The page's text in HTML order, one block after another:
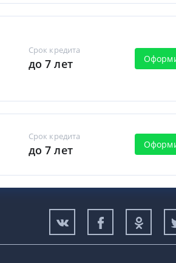
Срок кредита
до 7 лет
Срок кредита
до 7 лет